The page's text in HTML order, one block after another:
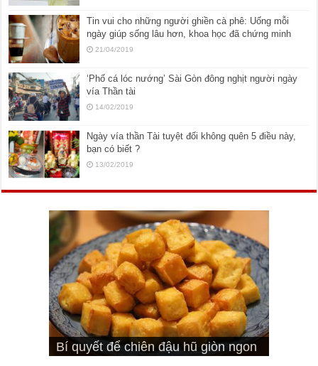
Tin vui cho những người ghiền cà phê: Uống mỗi
ngày giúp sống lâu hơn, khoa học đã chứng minh
21/04/2019
‘Phố cá lóc nướng’ Sài Gòn đông nghịt người ngày
vía Thần tài
14/02/2019
Ngày vía thần Tài tuyệt đối không quên 5 điều này,
bạn có biết ?
13/02/2019
Cách pha nước mắm trộn gỏi ngon
bá cháy
Bí quyết để chiên đậu hũ giòn ngon
Cách ướp sườn non nướng ngon
đúng vị
Cách ướp thịt heo chiên ngon mềm
Bật mí cách ướp sườn cơm tấm
ngon